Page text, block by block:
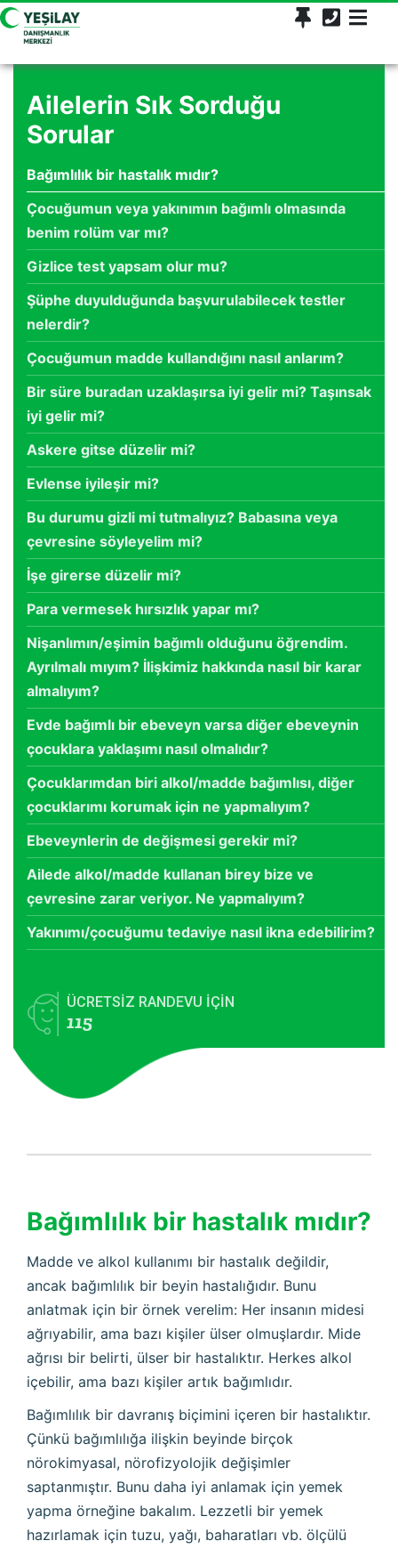
Ailelerin Sık Sorduğu
Sorular
Bağımlılık bir hastalık mıdır?
Çocuğumun veya yakınımın bağımlı olmasında
benim rolüm var mı?
Gizlice test yapsam olur mu?
Şüphe duyulduğunda başvurulabilecek testler
nelerdir?
Çocuğumun madde kullandığını nasıl anlarım?
Bir süre buradan uzaklaşırsa iyi gelir mi? Taşınsak
iyi gelir mi?
Askere gitse düzelir mi?
Evlense iyileşir mi?
Bu durumu gizli mi tutmalıyız? Babasına veya
çevresine söyleyelim mi?
İşe girerse düzelir mi?
Para vermesek hırsızlık yapar mı?
Nişanlımın/eşimin bağımlı olduğunu öğrendim.
Ayrılmalı mıyım? İlişkimiz hakkında nasıl bir karar
almalıyım?
Evde bağımlı bir ebeveyn varsa diğer ebeveynin
çocuklara yaklaşımı nasıl olmalıdır?
Çocuklarımdan biri alkol/madde bağımlısı, diğer
çocuklarımı korumak için ne yapmalıyım?
Ebeveynlerin de değişmesi gerekir mi?
Ailede alkol/madde kullanan birey bize ve
çevresine zarar veriyor. Ne yapmalıyım?
Yakınımı/çocuğumu tedaviye nasıl ikna edebilirim?
ÜCRETSİZ RANDEVU İÇİN
115
Bağımlılık bir hastalık mıdır?
Madde ve alkol kullanımı bir hastalık değildir,
ancak bağımlılık bir beyin hastalığıdır. Bunu
anlatmak için bir örnek verelim: Her insanın midesi
ağrıyabilir, ama bazı kişiler ülser olmuşlardır. Mide
ağrısı bir belirti, ülser bir hastalıktır. Herkes alkol
içebilir, ama bazı kişiler artık bağımlıdır.
Bağımlılık bir davranış biçimini içeren bir hastalıktır.
Çünkü bağımlılığa ilişkin beyinde birçok
nörokimyasal, nörofizyolojik değişimler
saptanmıştır. Bunu daha iyi anlamak için yemek
yapma örneğine bakalım. Lezzetli bir yemek
hazırlamak için tuzu, yağı, baharatları vb. ölçülü